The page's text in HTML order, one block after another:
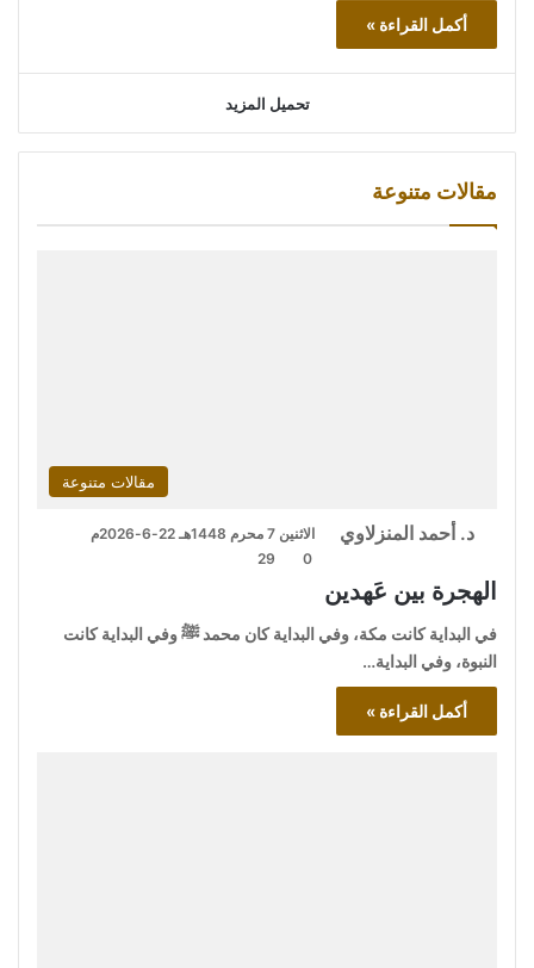
أكمل القراءة »
تحميل المزيد
مقالات متنوعة
مقالات متنوعة
د. أحمد المنزلاوي
الاثنين 7 محرم 1448هـ 22-6-2026م
0
29
الهجرة بين عَهدين
في البداية كانت مكة، وفي البداية كان محمد ﷺ وفي البداية كانت
النبوة، وفي البداية…
أكمل القراءة »